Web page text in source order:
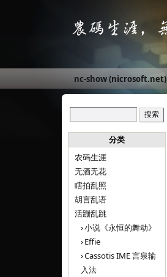
nc-show (nicrosoft.net)
分类
农码生涯
无酒无花
瞎拍乱照
胡言乱语
活蹦乱跳
小说《永恒的舞动》
Effie
Cassotis IME 言泉输
入法